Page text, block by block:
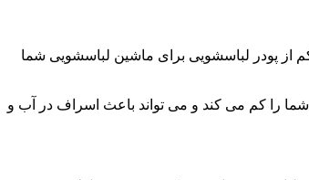
از پودر لباسشویی برای ماشین لباسشویی شما
شما را کم می کند و می تواند باعث اسراف در آب و